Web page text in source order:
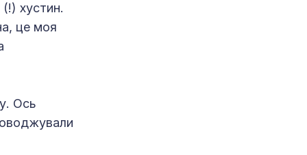
(!) хустин.
це моя
Ось